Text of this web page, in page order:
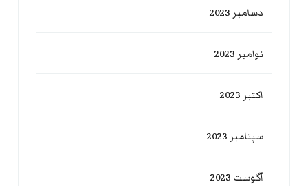
دسامبر 2023
نوامبر 2023
اکتبر 2023
سپتامبر 2023
آگوست 2023